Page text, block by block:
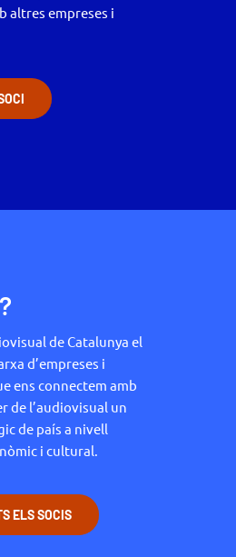
altres empreses i
de Catalunya el
d’empreses i
ens connectem amb
de l’audiovisual un
de país a nivell
i cultural.
ELS SOCIS